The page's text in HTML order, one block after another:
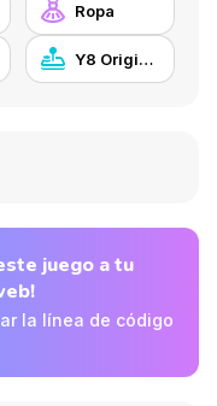
Ropa
Y8 Originals
juego a tu
la línea de código